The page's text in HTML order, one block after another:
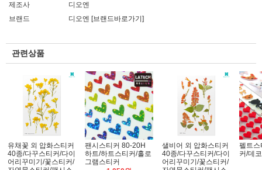
제조사
디오엔
브랜드
디오엔 [브랜드바로가기]
관련상품
유채꽃 외 압화스티커
40종/다꾸스티커/다이
어리꾸미기/꽃스티커/
팬시스티커 80-20H
하트/하트스티커/홀로
그램스티커
샐비어 외 압화스티커
40종/다꾸스티커/다이
어리꾸미기/꽃스티커/
펠트스
커/데